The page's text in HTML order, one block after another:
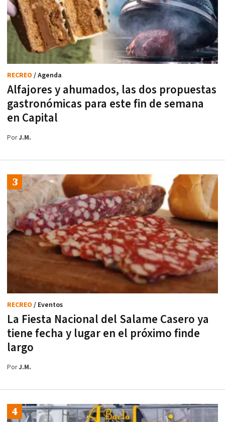
Alfajores y ahumados, las dos propuestas
gastronómicas para este fin de semana
en Capital
RECREO / Agenda
PorJ.M.
La Fiesta Nacional del Salame Casero ya
tiene fecha y lugar en el próximo finde
largo
RECREO / Eventos
PorJ.M.